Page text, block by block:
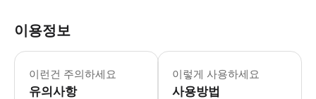
이용정보
이런건 주의하세요
유의사항
[포함사항] · 왕복 픽업 서비스, 단독
이렇게 사용하세요
사용방법